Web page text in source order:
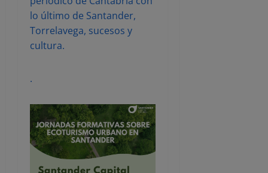
lo último de Santander,
Torrelavega, sucesos y
cultura.
.